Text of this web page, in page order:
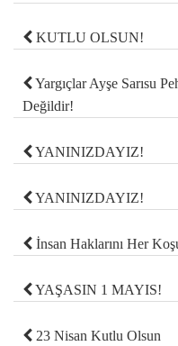
KUTLU OLSUN!
Yargıçlar Ayşe Sarısu
Değildir!
YANINIZDAYIZ!
YANINIZDAYIZ!
İnsan Haklarını Her
YAŞASIN 1 MAYIS!
23 Nisan Kutlu Olsun